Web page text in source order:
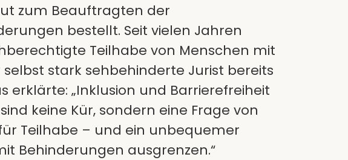
zum Beauftragten der
bestellt. Seit vielen Jahren
Teilhabe von Menschen mit
stark sehbehinderte Jurist bereits
erklärte: „Inklusion und Barrierefreiheit
keine Kür, sondern eine Frage von
Teilhabe – und ein unbequemer
Behinderungen ausgrenzen.“